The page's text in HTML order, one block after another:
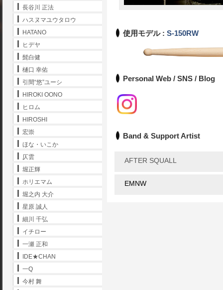
使用モデル : S-150RW
Personal Web / SNS / Blog
Band & Support Artist
AFTER SQUALL
EMNW
長谷川 正法
ハスヌマユウタロウ
HATANO
ヒデヤ
髭白健
樋口 幸佑
引間“悠”ユーシ
HIROKI OONO
ヒロム
HIROSHI
宏崇
ほな・いこか
仄雲
堀正輝
ホリエマム
堀之内 大介
星原 誠人
細川 千弘
イチロー
一瀬 正和
IDE★CHAN
一Q
今村 舞